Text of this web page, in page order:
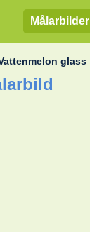
Målarbilder
glass